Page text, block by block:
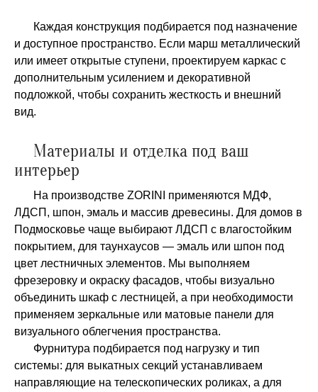
Каждая конструкция подбирается под назначение
и доступное пространство. Если марш металлический
или имеет открытые ступени, проектируем каркас с
дополнительным усилением и декоративной
подложкой, чтобы сохранить жесткость и внешний
вид.
Материалы и отделка под ваш
интерьер
На производстве ZORINI применяются МДФ,
ЛДСП, шпон, эмаль и массив древесины. Для домов в
Подмосковье чаще выбирают ЛДСП с влагостойким
покрытием, для таунхаусов — эмаль или шпон под
цвет лестничных элементов. Мы выполняем
фрезеровку и окраску фасадов, чтобы визуально
объединить шкаф с лестницей, а при необходимости
применяем зеркальные или матовые панели для
визуального облегчения пространства.
Фурнитура подбирается под нагрузку и тип
системы: для выкатных секций устанавливаем
направляющие на телескопических роликах, а для